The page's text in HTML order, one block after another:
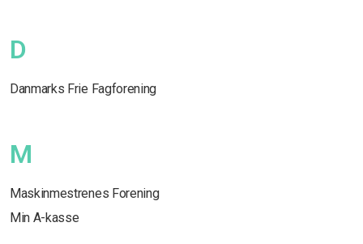
D
Danmarks Frie Fagforening
M
Maskinmestrenes Forening
Min A-kasse